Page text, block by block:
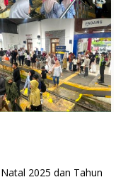
2025 dan Tahun